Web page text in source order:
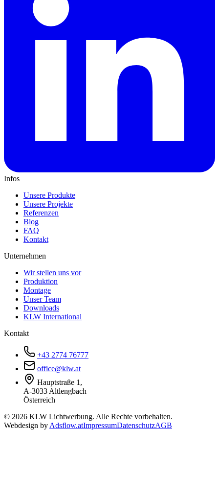
Infos
Unsere Produkte
Unsere Projekte
Referenzen
Blog
FAQ
Kontakt
Unternehmen
Wir stellen uns vor
Produktion
Montage
Unser Team
Downloads
KLW International
Kontakt
+43 2774 76777
office@klw.at
Hauptstraße 1,
A-3033 Altlengbach
Österreich
© 2026 KLW Lichtwerbung. Alle Rechte vorbehalten.
Webdesign by Adsflow.atImpressumDatenschutzAGB